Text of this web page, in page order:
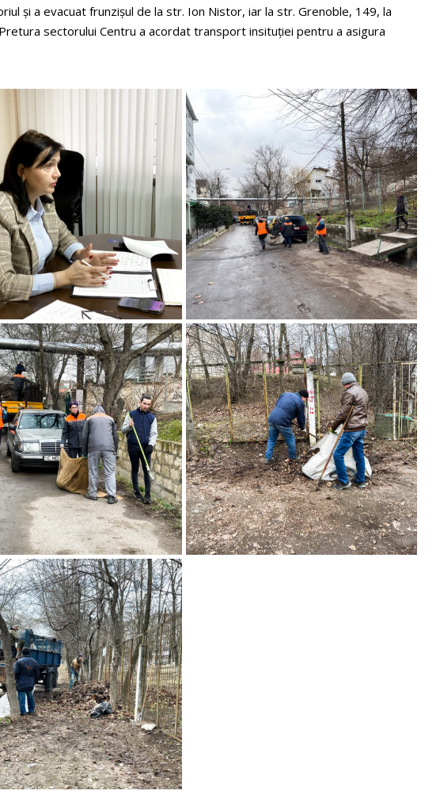
și a evacuat frunzișul de la str. Ion Nistor, iar la str. Grenoble, 149, la
Pretura sectorului Centru a acordat transport insituției pentru a asigura